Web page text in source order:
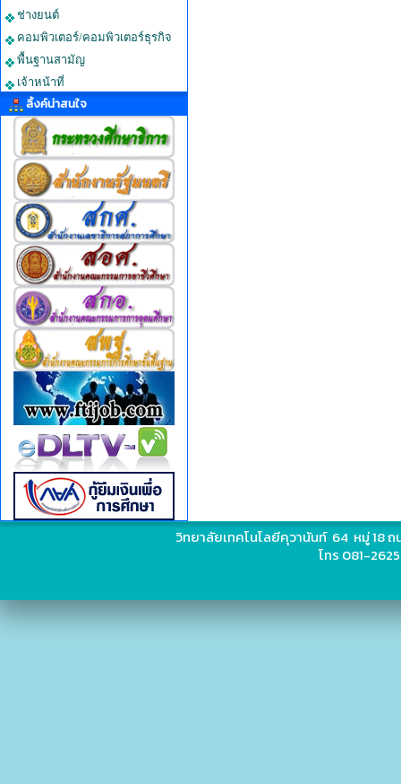
ช่างยนต์
คอมพิวเตอร์/คอมพิวเตอร์ธุรกิจ
พื้นฐานสามัญ
เจ้าหน้าที่
ลิ้งค์น่าสนใจ
วิทยาลัยเทคโนโลยีคุวานันท์ 64 หมู่ 18
โทร 081-